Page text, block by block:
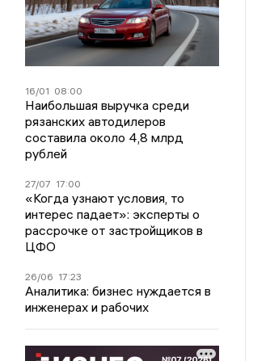
16/01 08:00
Наибольшая выручка среди
рязанских автодилеров
составила около 4,8 млрд
рублей
27/07 17:00
«Когда узнают условия, то
интерес падает»: эксперты о
рассрочке от застройщиков в
ЦФО
26/06 17:23
Аналитика: бизнес нуждается в
инженерах и рабочих